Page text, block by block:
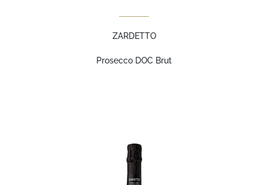
ZARDETTO
Prosecco DOC Brut